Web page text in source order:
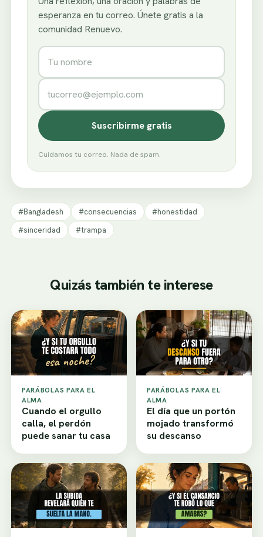
esperanza en tu correo. Únete gratis a la
comunidad Renuevo.
Nombre
Correo electrónico
Suscribirme gratis
Cuidamos tu correo. Nada de spam.
#Bangladesh #consecuencias
#honestidad
#sinceridad
#trampa
Quizás también te interese
PARÁBOLAS PARA EL
ALMA
Cuando el orgullo
calla, el perdón
puede sanar tu casa
PARÁBOLAS PARA EL
ALMA
El día que un portón
mojado transformó
su descanso